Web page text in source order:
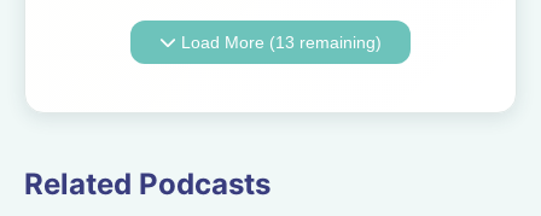
revisamos el tema 14
del temario de
Mantenimiento de
Load More (13 remaining)
Related Podcasts